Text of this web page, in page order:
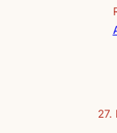
27.